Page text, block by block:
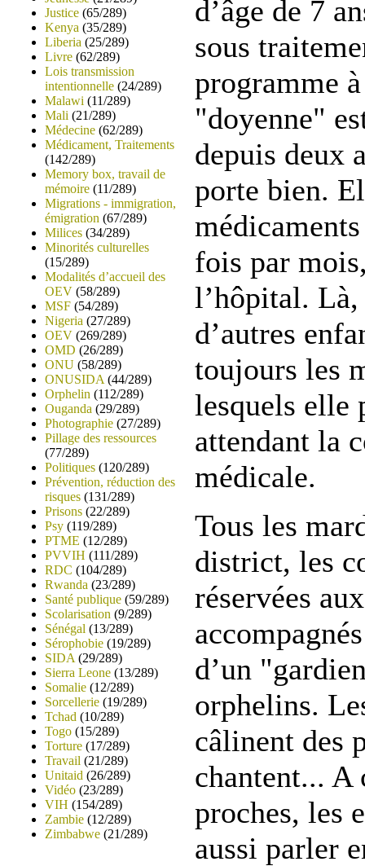
Justice (65/289)
Kenya (35/289)
Liberia (25/289)
Livre (62/289)
Lois transmission
intentionnelle (24/289)
Malawi (11/289)
Mali (21/289)
Médecine (62/289)
Médicament, Traitements
(142/289)
Memory box, travail de
mémoire (11/289)
Migrations - immigration,
émigration (67/289)
Milices (34/289)
Minorités culturelles
(15/289)
Modalités d’accueil des
OEV (58/289)
MSF (54/289)
Nigeria (27/289)
OEV (269/289)
OMD (26/289)
ONU (58/289)
ONUSIDA (44/289)
Orphelin (112/289)
Ouganda (29/289)
Photographie (27/289)
Pillage des ressources
(77/289)
Politiques (120/289)
Prévention, réduction des
risques (131/289)
Prisons (22/289)
Psy (119/289)
PTME (12/289)
PVVIH (111/289)
RDC (104/289)
Rwanda (23/289)
Santé publique (59/289)
Scolarisation (9/289)
Sénégal (13/289)
Sérophobie (19/289)
SIDA (29/289)
Sierra Leone (13/289)
Somalie (12/289)
Sorcellerie (19/289)
Tchad (10/289)
Togo (15/289)
Torture (17/289)
Travail (21/289)
Unitaid (26/289)
Vidéo (23/289)
VIH (154/289)
Zambie (12/289)
Zimbabwe (21/289)
d’âge de 7
sous
programme
"doyenne"
depuis deux
porte bien.
fois par
l’hôpital.
d’autres
toujours les
lesquels elle
attendant la
médicale.
Tous les
district, les
réservées
d’un
orphelins.
câlinent des
chantent... A
proches, les
aussi parler